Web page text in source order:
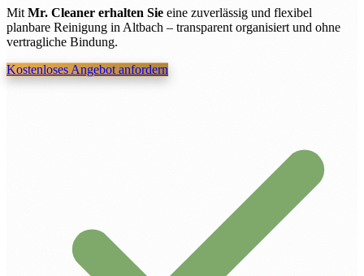
Mit Mr. Cleaner erhalten Sie eine zuverlässig und flexibel
planbare Reinigung in Altbach – transparent organisiert und ohne
vertragliche Bindung.
Kostenloses Angebot anfordern